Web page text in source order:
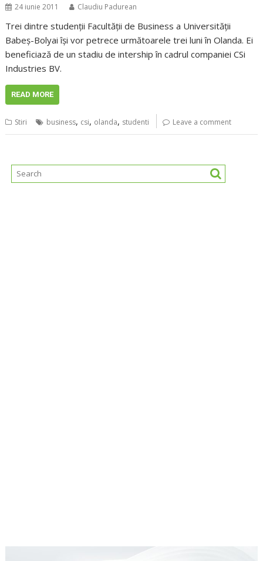
24 iunie 2011 Claudiu Padurean
Trei dintre studenții Facultății de Business a Universității
Babeș-Bolyai își vor petrece următoarele trei luni în Olanda. Ei
beneficiază de un stadiu de intership în cadrul companiei CSi
Industries BV.
READ MORE
Stiri business, csi, olanda, studenti Leave a comment